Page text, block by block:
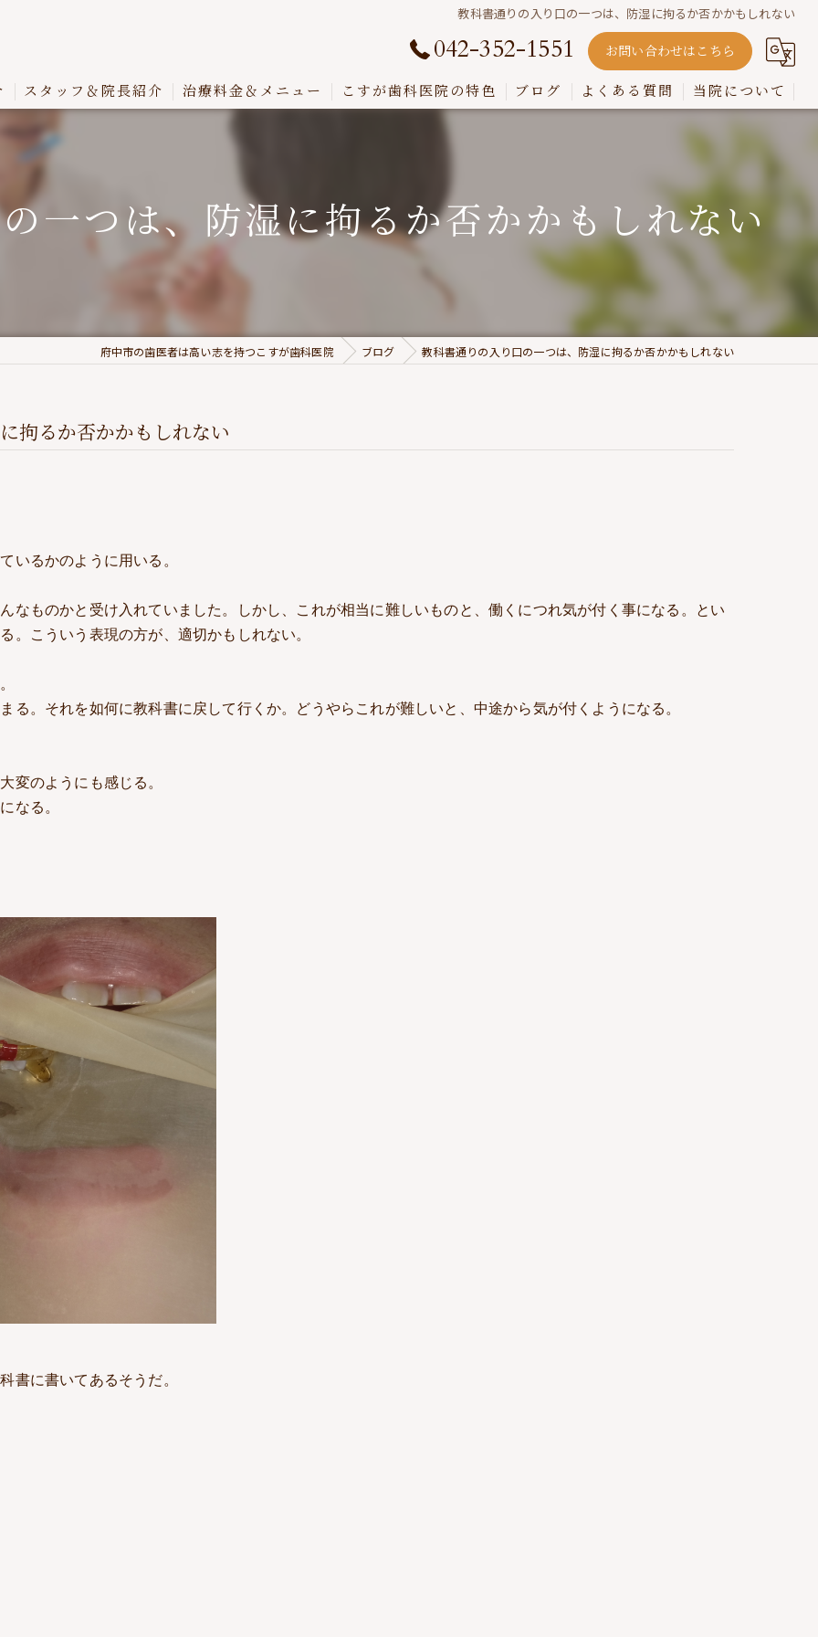
教科書通りの入り口の一つは、防湿に拘るか否かかもしれない
042-352-1551 お問い合わせはこちら
スタッフ＆院長紹介 治療料金＆メニュー こすが歯科医院の特色 ブログ よくある質問 当院について
インプラント
入れ歯
歯周病
虫歯
一つは、防湿に拘るか否かかもしれない
府中市の歯医者は高い志を持つこすが歯科医院 ブログ 教科書通りの入り口の一つは、防湿に拘るか否かかもしれない
拘るか否かかもしれない
いるかのように用いる。
なものかと受け入れていました。しかし、これが相当に難しいものと、働くにつれ気が付く事になる。とい
。こういう表現の方が、適切かもしれない。
る。それを如何に教科書に戻して行くか。どうやらこれが難しいと、中途から気が付くようになる。
変のようにも感じる。
なる。
書に書いてあるそうだ。